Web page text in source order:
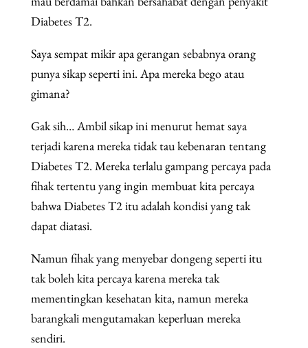
Diabetes T2.
Saya sempat mikir apa gerangan sebabnya orang
punya sikap seperti ini. Apa mereka bego atau
gimana?
Gak sih… Ambil sikap ini menurut hemat saya
terjadi karena mereka tidak tau kebenaran tentang
Diabetes T2. Mereka terlalu gampang percaya pada
fihak tertentu yang ingin membuat kita percaya
bahwa Diabetes T2 itu adalah kondisi yang tak
dapat diatasi.
Namun fihak yang menyebar dongeng seperti itu
tak boleh kita percaya karena mereka tak
mementingkan kesehatan kita, namun mereka
barangkali mengutamakan keperluan mereka
sendiri.